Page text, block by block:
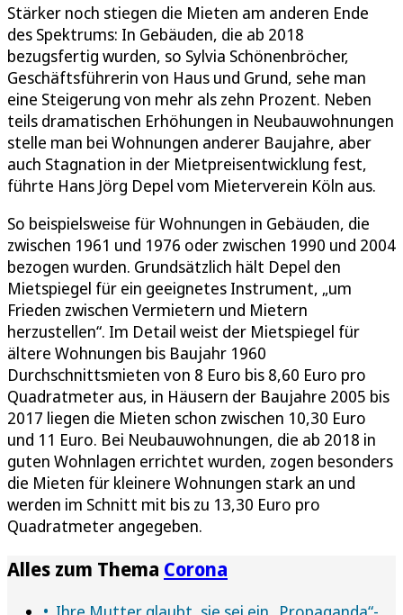
Stärker noch stiegen die Mieten am anderen Ende
des Spektrums: In Gebäuden, die ab 2018
bezugsfertig wurden, so Sylvia Schönenbröcher,
Geschäftsführerin von Haus und Grund, sehe man
eine Steigerung von mehr als zehn Prozent. Neben
teils dramatischen Erhöhungen in Neubauwohnungen
stelle man bei Wohnungen anderer Baujahre, aber
auch Stagnation in der Mietpreisentwicklung fest,
führte Hans Jörg Depel vom Mieterverein Köln aus.
So beispielsweise für Wohnungen in Gebäuden, die
zwischen 1961 und 1976 oder zwischen 1990 und 2004
bezogen wurden. Grundsätzlich hält Depel den
Mietspiegel für ein geeignetes Instrument, „um
Frieden zwischen Vermietern und Mietern
herzustellen“. Im Detail weist der Mietspiegel für
ältere Wohnungen bis Baujahr 1960
Durchschnittsmieten von 8 Euro bis 8,60 Euro pro
Quadratmeter aus, in Häusern der Baujahre 2005 bis
2017 liegen die Mieten schon zwischen 10,30 Euro
und 11 Euro. Bei Neubauwohnungen, die ab 2018 in
guten Wohnlagen errichtet wurden, zogen besonders
die Mieten für kleinere Wohnungen stark an und
werden im Schnitt mit bis zu 13,30 Euro pro
Quadratmeter angegeben.
Alles zum Thema Corona